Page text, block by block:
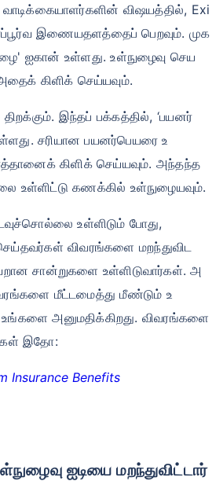
விஷயத்தில், Exi
இணையதளத்தைப் பெறவும். முக
ஐகான் உள்ளது. உள்நுழைவு செய
கிளிக் செய்யவும்.
இந்தப் பக்கத்தில், ‘பயனர்
சரியான பயனர்பெயரை உ
கிளிக் செய்யவும். அந்தந்த
உள்ளிட்டு கணக்கில் உள்நுழையவும்.
உள்ளிடும் போது,
செய்தவர்கள் விவரங்களை மறந்துவிட
சான்றுகளை உள்ளிடுவார்கள். அ
மீட்டமைத்து மீண்டும் உ
அனுமதிக்கிறது. விவரங்களை
இதோ:
Insurance Benefits
ஐடியை மறந்துவிட்டார்